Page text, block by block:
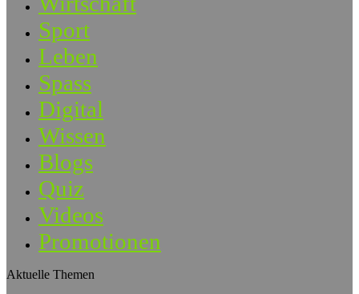
Sport
Leben
Spass
Digital
Wissen
Blogs
Quiz
Videos
Promotionen
Aktuelle Themen